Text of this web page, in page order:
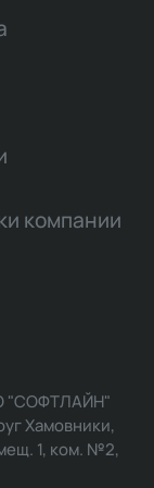
компании
"СОФТЛАЙН"
Хамовники,
1, ком. №2,